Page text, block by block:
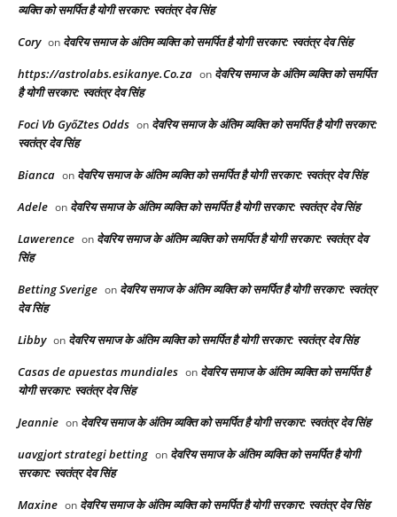
व्यक्ति को समर्पित है योगी सरकार: स्वतंत्र देव सिंह
Cory on देवरिय समाज के अंतिम व्यक्ति को समर्पित है योगी सरकार: स्वतंत्र देव सिंह
https://astrolabs.esikanye.Co.za on देवरिय समाज के अंतिम व्यक्ति को समर्पित
है योगी सरकार: स्वतंत्र देव सिंह
Foci Vb GyőZtes Odds on देवरिय समाज के अंतिम व्यक्ति को समर्पित है योगी सरकार:
स्वतंत्र देव सिंह
Bianca on देवरिय समाज के अंतिम व्यक्ति को समर्पित है योगी सरकार: स्वतंत्र देव सिंह
Adele on देवरिय समाज के अंतिम व्यक्ति को समर्पित है योगी सरकार: स्वतंत्र देव सिंह
Lawerence on देवरिय समाज के अंतिम व्यक्ति को समर्पित है योगी सरकार: स्वतंत्र देव
सिंह
Betting Sverige on देवरिय समाज के अंतिम व्यक्ति को समर्पित है योगी सरकार: स्वतंत्र
देव सिंह
Libby on देवरिय समाज के अंतिम व्यक्ति को समर्पित है योगी सरकार: स्वतंत्र देव सिंह
Casas de apuestas mundiales on देवरिय समाज के अंतिम व्यक्ति को समर्पित है
योगी सरकार: स्वतंत्र देव सिंह
Jeannie on देवरिय समाज के अंतिम व्यक्ति को समर्पित है योगी सरकार: स्वतंत्र देव सिंह
uavgjort strategi betting on देवरिय समाज के अंतिम व्यक्ति को समर्पित है योगी
सरकार: स्वतंत्र देव सिंह
Maxine on देवरिय समाज के अंतिम व्यक्ति को समर्पित है योगी सरकार: स्वतंत्र देव सिंह